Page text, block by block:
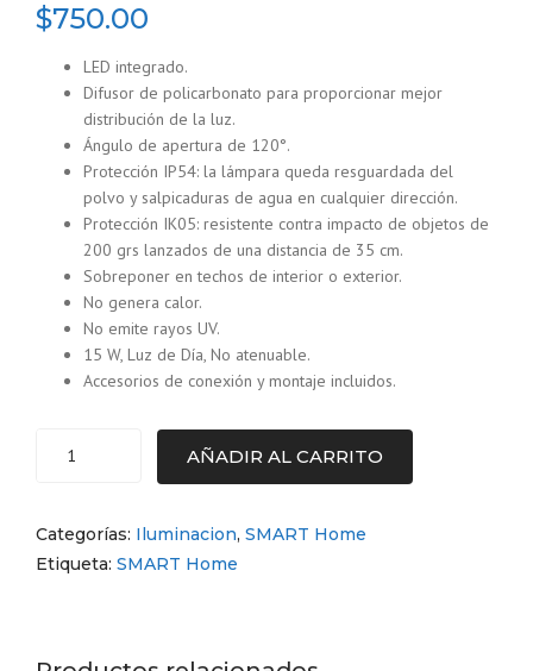
$750.00
LED integrado.
Difusor de policarbonato para proporcionar mejor
distribución de la luz.
Ángulo de apertura de 120°.
Protección IP54: la lámpara queda resguardada del
polvo y salpicaduras de agua en cualquier dirección.
Protección IK05: resistente contra impacto de objetos de
200 grs lanzados de una distancia de 35 cm.
Sobreponer en techos de interior o exterior.
No genera calor.
No emite rayos UV.
15 W, Luz de Día, No atenuable.
Accesorios de conexión y montaje incluidos.
INT/EXT
15W
127V
AÑADIR AL CARRITO
Categorías: Iluminacion, SMART Home
Etiqueta: SMART Home